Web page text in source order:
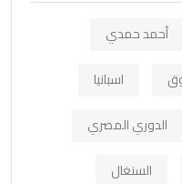
أحمد حمدي
اسبانيا
الدوري المصري
السنغال